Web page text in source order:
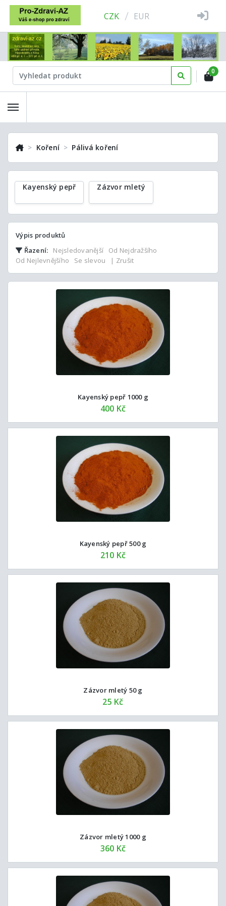
CZK / EUR
0
Koření Pálivá koření
Kayenský pepř Zázvor mletý
Výpis produktů
Řazení:
Nejsledovanější
Od Nejdražšího
Od Nejlevnějšího
Se slevou | Zrušit
Kayenský pepř 1000 g
400 Kč
Kayenský pepř 500 g
210 Kč
Zázvor mletý 50 g
25 Kč
Zázvor mletý 1000 g
360 Kč